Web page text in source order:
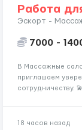
Работа
Эскорт -
7000 -
В Массажные
приглашаем
сотрудничеству.
заработная
18 часов назад